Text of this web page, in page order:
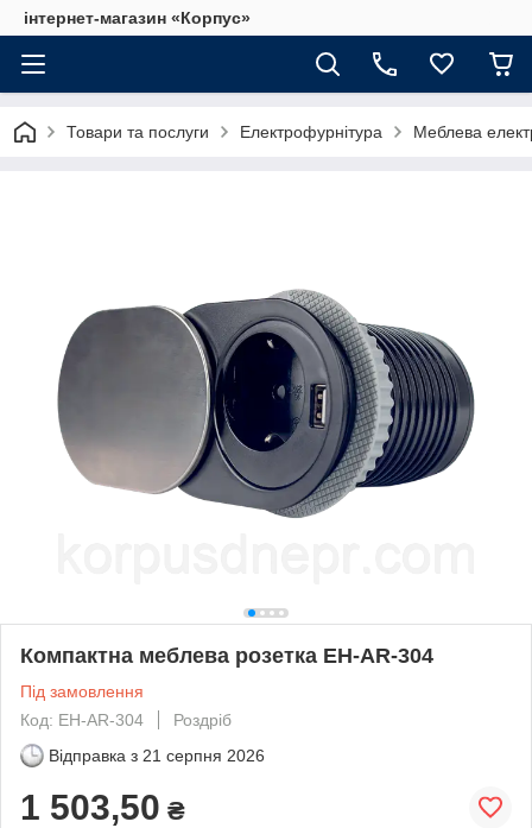
інтернет-магазин «Корпус»
Товари та послуги Електрофурнітура Меблева
Компактна меблева розетка EH-AR-304
Під замовлення
Код: EH-AR-304
Роздріб
Відправка з 21 серпня 2026
1 503,50 ₴